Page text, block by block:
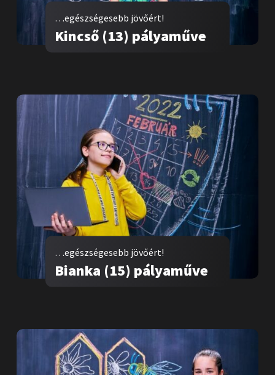
…egészségesebb jövőért!
Kincső (13) pályaműve
…egészségesebb jövőért!
Bianka (15) pályaműve